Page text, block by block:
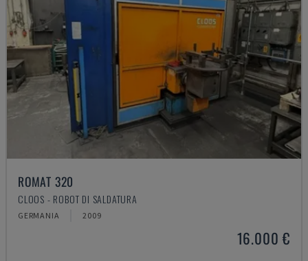
ROMAT 320
CLOOS - ROBOT DI SALDATURA
GERMANIA 2009
16.000 €